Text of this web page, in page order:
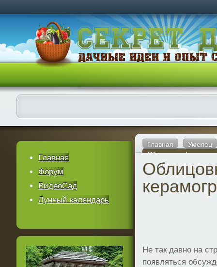
Главная
Умелец
Облицовка фасада
Не так давно на
появляться
Главная
Форум
ВидеоСад
Лунный календарь